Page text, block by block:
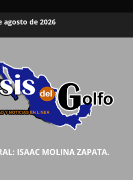
agosto de 2026
ISAAC MOLINA ZAPATA.